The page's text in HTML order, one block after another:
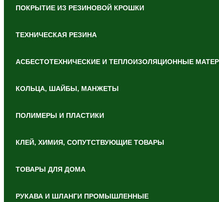
ПОКРЫТИЕ ИЗ РЕЗИНОВОЙ КРОШКИ
ТЕХНИЧЕСКАЯ РЕЗИНА
АСБЕСТОТЕХНИЧЕСКИЕ И ТЕПЛОИЗОЛЯЦИОННЫЕ
КОЛЬЦА, ШАЙБЫ, МАНЖЕТЫ
ПОЛИМЕРЫ И ПЛАСТИКИ
КЛЕЙ, ХИМИЯ, СОПУТСТВУЮЩИЕ ТОВАРЫ
ТОВАРЫ ДЛЯ ДОМА
РУКАВА И ШЛАНГИ ПРОМЫШЛЕННЫЕ